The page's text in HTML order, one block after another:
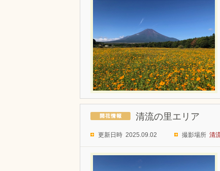
清流の里エリア
更新日時 2025.09.02 撮影場所 清